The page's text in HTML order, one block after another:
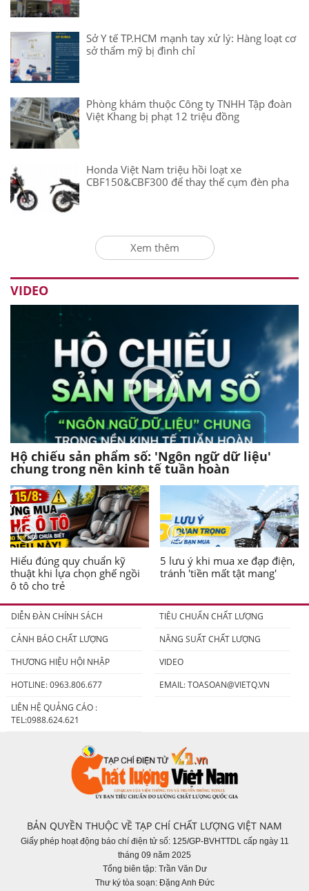
Sở Y tế TP.HCM mạnh tay xử lý: Hàng loạt cơ
sở thẩm mỹ bị đình chỉ
Phòng khám thuộc Công ty TNHH Tập đoàn
Việt Khang bị phạt 12 triệu đồng
Honda Việt Nam triệu hồi loạt xe
CBF150&CBF300 để thay thế cụm đèn pha
Xem thêm
VIDEO
Hộ chiếu sản phẩm số: 'Ngôn ngữ dữ liệu'
chung trong nền kinh tế tuần hoàn
Hiểu đúng quy chuẩn kỹ
thuật khi lựa chọn ghế ngồi
ô tô cho trẻ
5 lưu ý khi mua xe đạp điện,
tránh 'tiền mất tật mang'
DIỄN ĐÀN CHÍNH SÁCH
TIÊU CHUẨN CHẤT LƯỢNG
CẢNH BÁO CHẤT LƯỢNG
NĂNG SUẤT CHẤT LƯỢNG
THƯƠNG HIỆU HỘI NHẬP
VIDEO
HOTLINE: 0963.806.677
EMAIL:TOASOAN@VIETQ.VN
LIÊN HỆ QUẢNG CÁO :
TEL:0988.624.621
BẢN QUYỀN THUỘC VỀ TẠP CHÍ CHẤT LƯỢNG VIỆT NAM
Giấy phép hoạt động báo chí điện tử số: 125/GP-BVHTTDL cấp ngày 11
tháng 09 năm 2025
Tổng biên tập: Trần Văn Dư
Thư ký tòa soạn: Đặng Anh Đức